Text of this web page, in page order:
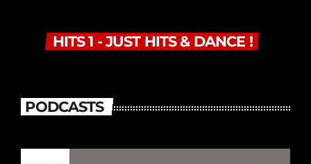
HITS 1 - JUST HITS & DANCE !
PODCASTS